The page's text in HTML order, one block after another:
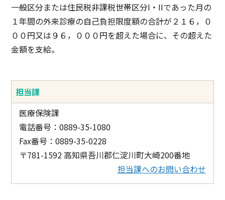
一般区分または住民税非課税世帯区分I・IIであった月の
１年間の外来診療の自己負担限度額の合計が２１６，０
００円又は９６，０００円を超えた場合に、その超えた
金額を支給。
担当課
医療保険課
電話番号：0889-35-1080
Fax番号：0889-35-0228
〒781-1592 高知県吾川郡仁淀川町大崎200番地
担当課へのお問い合わせ